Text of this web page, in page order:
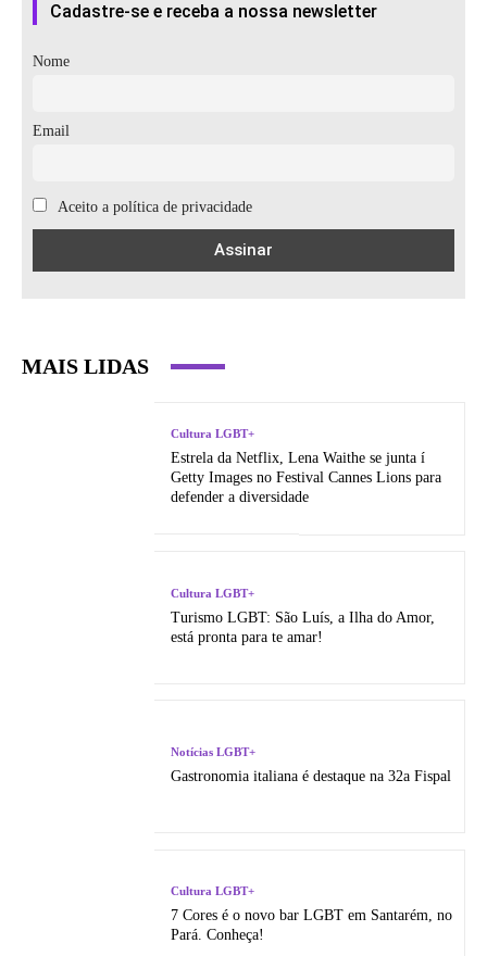
Cadastre-se e receba a nossa newsletter
Nome
Email
Aceito a política de privacidade
MAIS LIDAS
Cultura LGBT+
Estrela da Netflix, Lena Waithe se junta í
Getty Images no Festival Cannes Lions para
defender a diversidade
Cultura LGBT+
Turismo LGBT: São Luí­s, a Ilha do Amor,
está pronta para te amar!
Notícias LGBT+
Gastronomia italiana é destaque na 32a Fispal
Cultura LGBT+
7 Cores é o novo bar LGBT em Santarém, no
Pará. Conheça!